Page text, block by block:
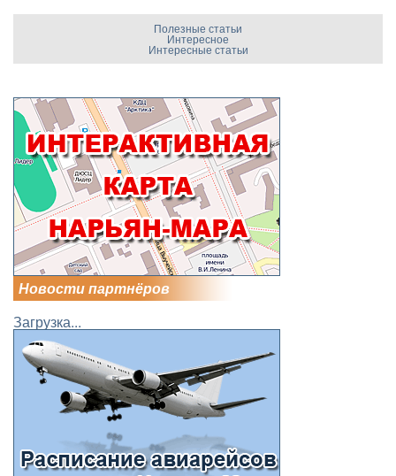
Полезные статьи
Интересное
Интересные статьи
Новости партнёров
Загрузка...